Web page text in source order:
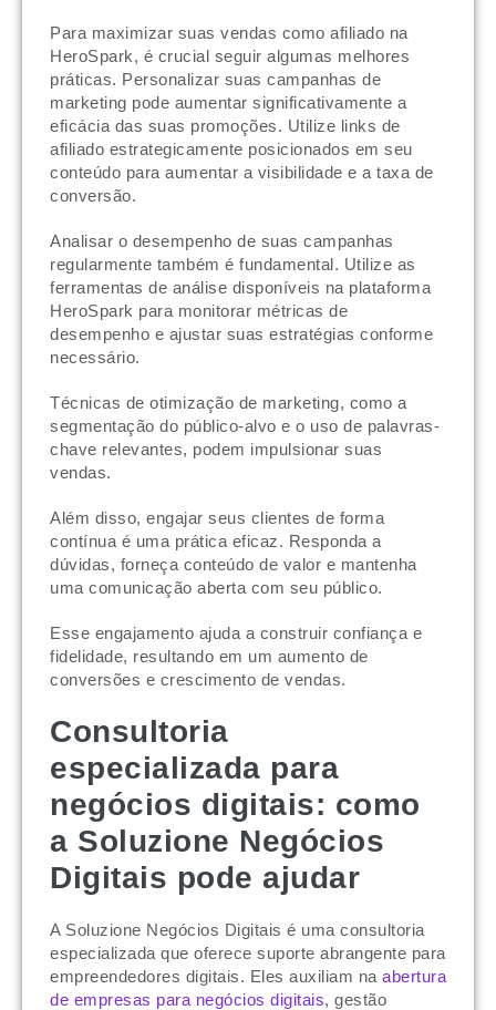
Para maximizar suas vendas como afiliado na
HeroSpark, é crucial seguir algumas melhores
práticas. Personalizar suas campanhas de
marketing pode aumentar significativamente a
eficácia das suas promoções. Utilize links de
afiliado estrategicamente posicionados em seu
conteúdo para aumentar a visibilidade e a taxa de
conversão.
Analisar o desempenho de suas campanhas
regularmente também é fundamental. Utilize as
ferramentas de análise disponíveis na plataforma
HeroSpark para monitorar métricas de
desempenho e ajustar suas estratégias conforme
necessário.
Técnicas de otimização de marketing, como a
segmentação do público-alvo e o uso de palavras-
chave relevantes, podem impulsionar suas
vendas.
Além disso, engajar seus clientes de forma
contínua é uma prática eficaz. Responda a
dúvidas, forneça conteúdo de valor e mantenha
uma comunicação aberta com seu público.
Esse engajamento ajuda a construir confiança e
fidelidade, resultando em um aumento de
conversões e crescimento de vendas.
Consultoria
especializada para
negócios digitais: como
a Soluzione Negócios
Digitais pode ajudar
A Soluzione Negócios Digitais é uma consultoria
especializada que oferece suporte abrangente para
empreendedores digitais. Eles auxiliam na abertura
de empresas para negócios digitais, gestão